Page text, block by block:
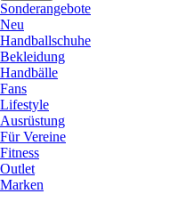
Sonderangebote
Neu
Handballschuhe
Bekleidung
Handbälle
Fans
Lifestyle
Ausrüstung
Für Vereine
Fitness
Outlet
Marken